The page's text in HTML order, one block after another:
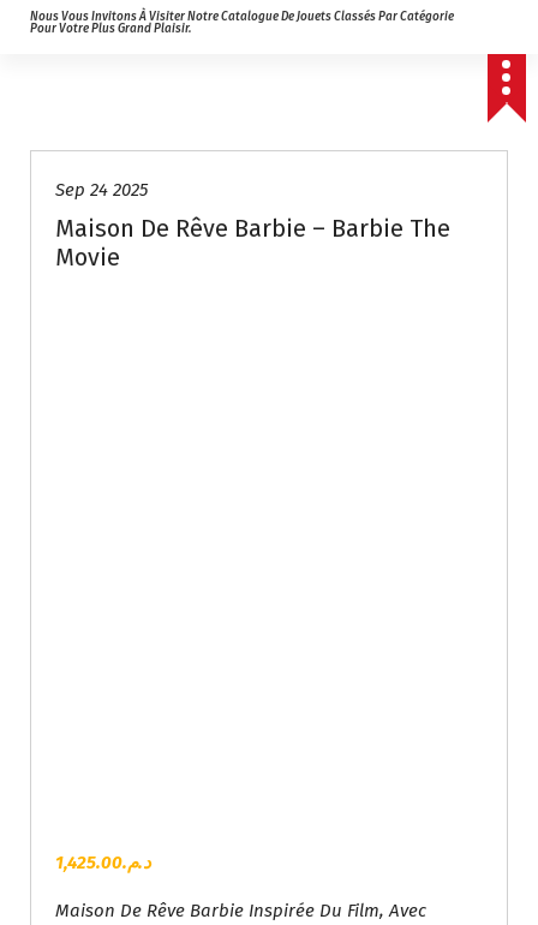
Nous Vous Invitons À Visiter Notre Catalogue De Jouets Classés Par Catégorie
Pour Votre Plus Grand Plaisir.
Sep 24 2025
Maison De Rêve Barbie – Barbie The
Movie
د.م.1,425.00
Maison De Rêve Barbie Inspirée Du Film, Avec